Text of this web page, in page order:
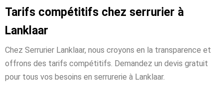
Tarifs compétitifs chez serrurier à
Lanklaar
Chez Serrurier Lanklaar, nous croyons en la transparence et
offrons des tarifs compétitifs. Demandez un devis gratuit
pour tous vos besoins en serrurerie à Lanklaar.